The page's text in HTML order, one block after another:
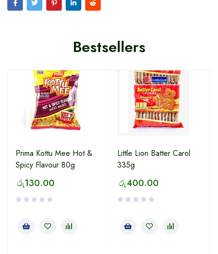
Bestsellers
Prima Kottu Mee Hot &
Spicy Flavour 80g
රු130.00
Little Lion Batter Carol
335g
රු400.00